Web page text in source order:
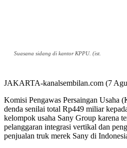
Suasana sidang di kantor KPPU. (ist.
JAKARTA-kanalsembilan.com (7
Komisi Pengawas Persaingan Usaha
denda senilai total Rp449 miliar
kelompok usaha Sany Group karena
pelanggaran integrasi vertikal dan
penjualan truk merek Sany di